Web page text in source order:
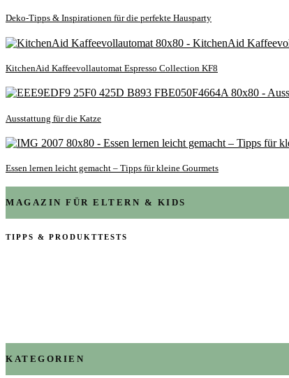
Deko-Tipps & Inspirationen für die perfekte Hausparty
KitchenAid Kaffeevollautomat Espresso Collection KF8
Ausstattung für die Katze
Essen lernen leicht gemacht – Tipps für kleine Gourmets
MAGAZIN FÜR ELTERN & KIDS
TIPPS & PRODUKTTESTS
KATEGORIEN